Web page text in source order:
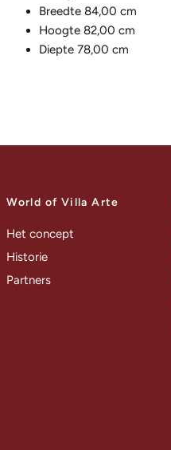
Breedte 84,00 cm
Hoogte 82,00 cm
Diepte 78,00 cm
World of Villa Arte
Het concept
Historie
Partners